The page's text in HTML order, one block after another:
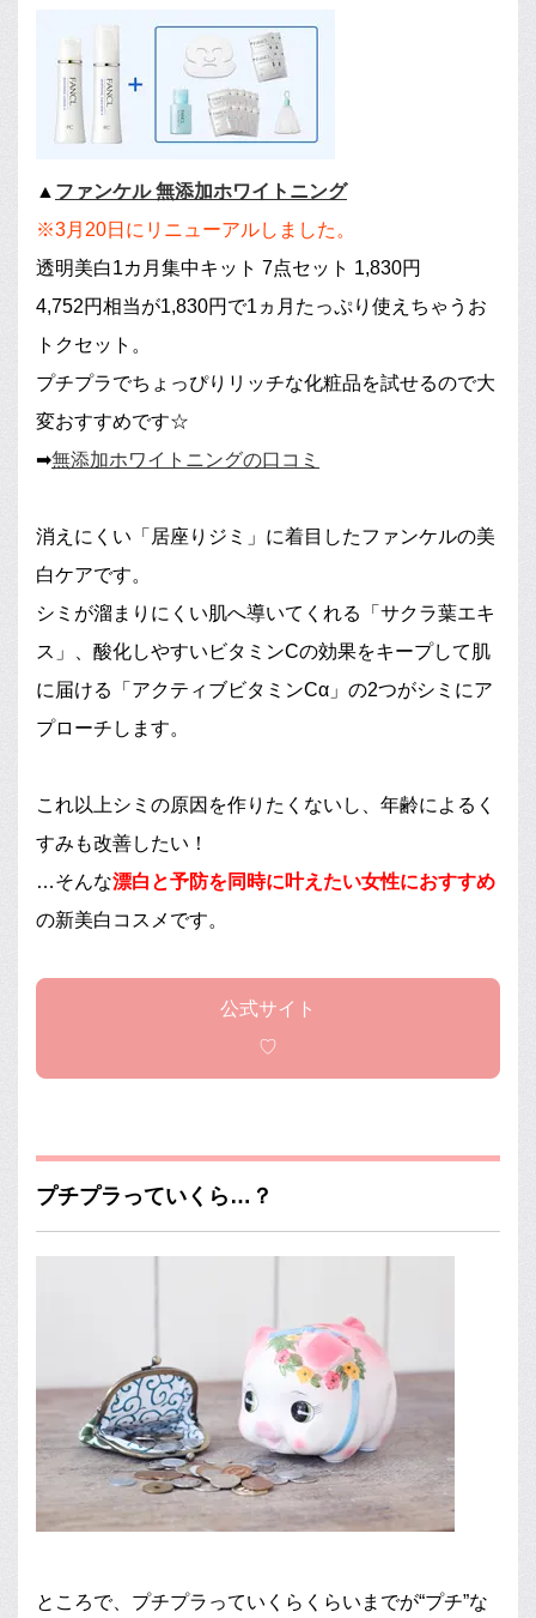
▲ ファンケル 無添加ホワイトニング
※3月20日にリニューアルしました。
透明美白1カ月集中キット 7点セット 1,830円
4,752円相当が1,830円で1ヵ月たっぷり使えちゃうお
トクセット。
プチプラでちょっぴりリッチな化粧品を試せるので大
変おすすめです☆
➡無添加ホワイトニングの口コミ
消えにくい「居座りジミ」に着目したファンケルの美
白ケアです。
シミが溜まりにくい肌へ導いてくれる「サクラ葉エキ
ス」、酸化しやすいビタミンCの効果をキープして肌
に届ける「アクティブビタミンCα」の2つがシミにア
プローチします。
これ以上シミの原因を作りたくないし、年齢によるく
すみも改善したい！
…そんな漂白と予防を同時に叶えたい女性におすすめ
の新美白コスメです。
公式サイト
♡
プチプラっていくら…？
ところで、プチプラっていくらくらいまでが“プチ”な